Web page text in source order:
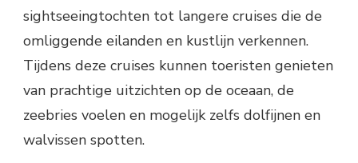
sightseeingtochten tot langere cruises die de
omliggende eilanden en kustlijn verkennen.
Tijdens deze cruises kunnen toeristen genieten
van prachtige uitzichten op de oceaan, de
zeebries voelen en mogelijk zelfs dolfijnen en
walvissen spotten.